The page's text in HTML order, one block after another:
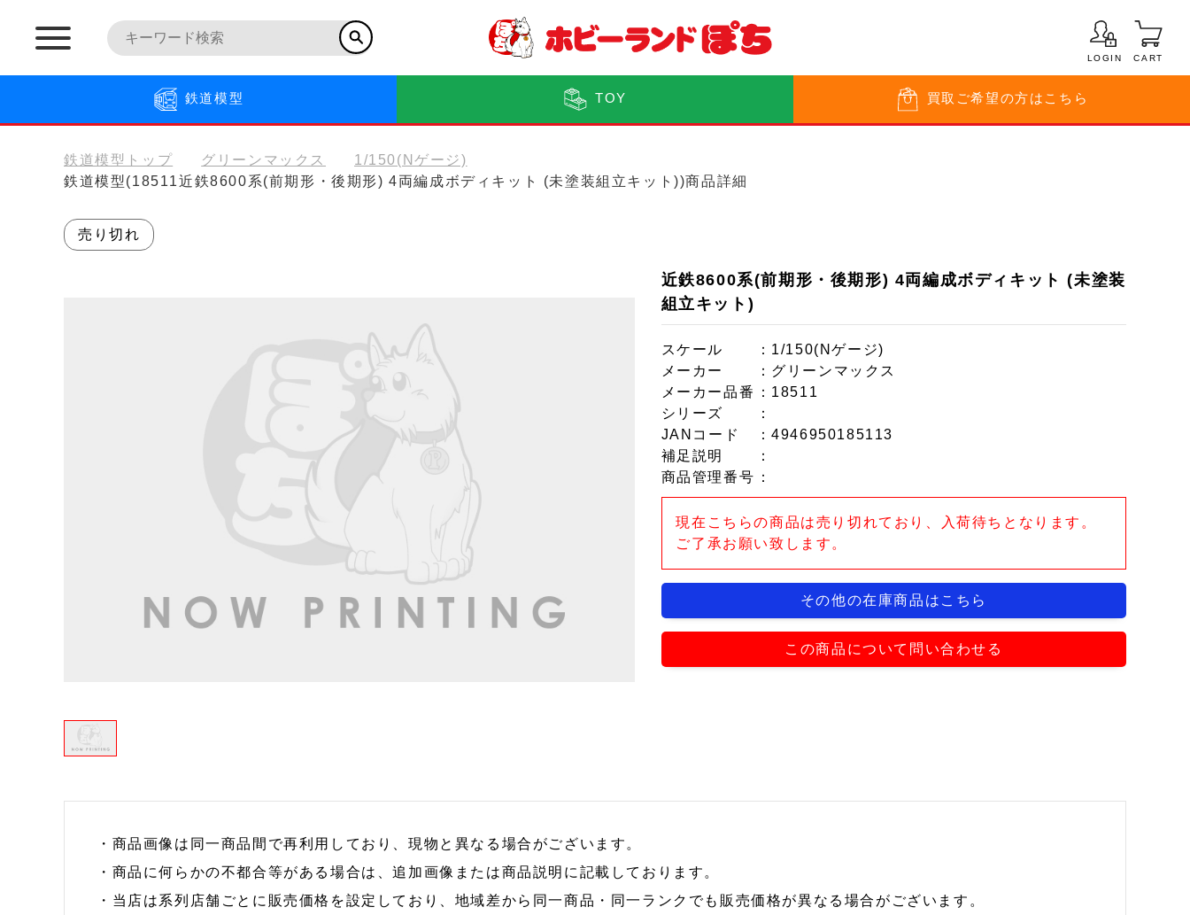
LOGIN CART
鉄道模型 TOY 買取 ご希望の方はこちら
鉄道模型トップ グリーンマックス
1/150(Nゲージ)
鉄道模型(18511近鉄8600系(前期形・後期形) 4両編成ボディキット (未塗装組立キット))商品詳細
売り切れ
近鉄8600系(前期形・後期形) 4両編成ボディキット (未塗装
組立キット)
スケール
：1/150(Nゲージ)
メーカー
：グリーンマックス
メーカー品番
：18511
シリーズ
：
JANコード
：4946950185113
補足説明
：
商品管理番号 ：
現在こちらの商品は売り切れており、入荷待ちとなります。
ご了承お願い致します。
その他の在庫商品はこちら
この商品について問い合わせる
・商品画像は同一商品間で再利用しており、現物と異なる場合がございます。
・商品に何らかの不都合等がある場合は、追加画像または商品説明に記載しております。
・当店は系列店舗ごとに販売価格を設定しており、地域差から同一商品・同一ランクでも販売価格が異なる場合がございます。